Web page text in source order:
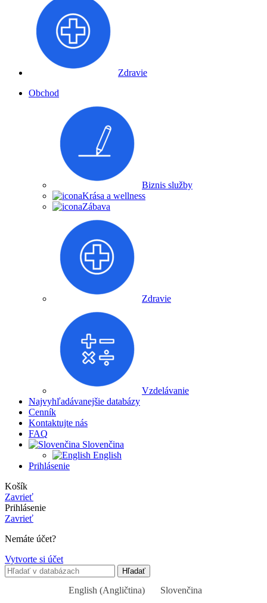
Zdravie
Obchod
Biznis služby
Krása a wellness
Zábava
Zdravie
Vzdelávanie
Najvyhľadávanejšie databázy
Cenník
Kontaktujte nás
FAQ
Slovenčina
English
Prihlásenie
Košík
Zavrieť
Prihlásenie
Zavrieť
Nemáte účet?
Vytvorte si účet
Hľadať
English (Angličtina) Slovenčina